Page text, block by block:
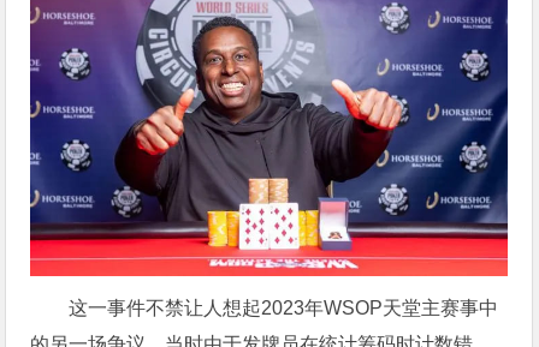
这一事件不禁让人想起2023年WSOP天堂主赛事中